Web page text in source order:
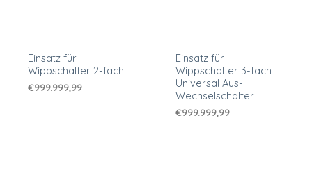
Einsatz für
Wippschalter 2-fach
€999.999,99
Einsatz für
Wippschalter 3-fach
Universal Aus-
Wechselschalter
€999.999,99